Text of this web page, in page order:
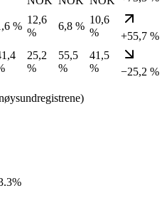
%
12,6
%
6,8 %
10,6
%
+55,7 %
25,2
%
55,5
%
41,5
%
−25,2 %